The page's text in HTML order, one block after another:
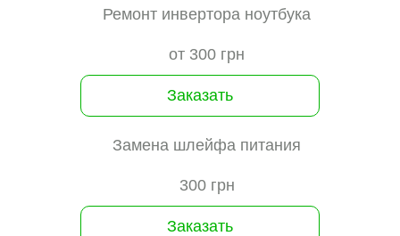
Ремонт инвертора ноутбука
от 300 грн
Заказать
Замена шлейфа питания
300 грн
Заказать